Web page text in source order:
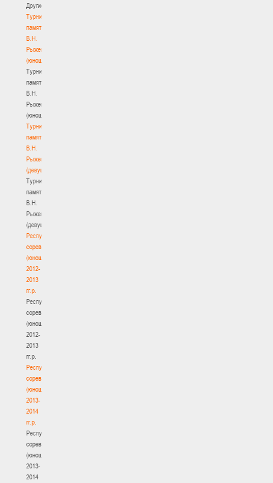
Другие
Турнир
памяти
В.Н.
Рыженкова
(юноши)
Турнир
памяти
В.Н.
Рыженкова
(юноши)
Турнир
памяти
В.Н.
Рыженкова
(девушки)
Турнир
памяти
В.Н.
Рыженкова
(девушки)
Республиканские
соревнования
(юноши)
2012-
2013
гг.р.
Республиканские
соревнования
(юноши)
2012-
2013
гг.р.
Республиканские
соревнования
(юноши)
2013-
2014
гг.р.
Республиканские
соревнования
(юноши)
2013-
2014